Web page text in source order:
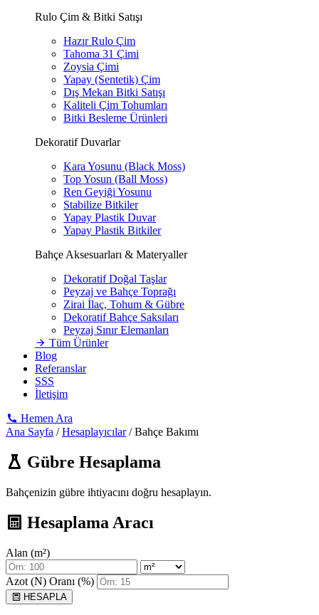
Rulo Çim & Bitki Satışı
Hazır Rulo Çim
Tahoma 31 Çimi
Zoysia Çimi
Yapay (Sentetik) Çim
Dış Mekan Bitki Satışı
Kaliteli Çim Tohumları
Bitki Besleme Ürünleri
Dekoratif Duvarlar
Kara Yosunu (Black Moss)
Top Yosun (Ball Moss)
Ren Geyiği Yosunu
Stabilize Bitkiler
Yapay Plastik Duvar
Yapay Plastik Bitkiler
Bahçe Aksesuarları & Materyaller
Dekoratif Doğal Taşlar
Peyzaj ve Bahçe Toprağı
Zirai İlaç, Tohum & Gübre
Dekoratif Bahçe Saksıları
Peyzaj Sınır Elemanları
Tüm Ürünler
Blog
Referanslar
SSS
İletişim
Hemen Ara
Ana Sayfa / Hesaplayıcılar / Bahçe Bakımı
Gübre Hesaplama
Bahçenizin gübre ihtiyacını doğru hesaplayın.
Hesaplama Aracı
Alan (m²)
Azot (N) Oranı (%)
HESAPLA